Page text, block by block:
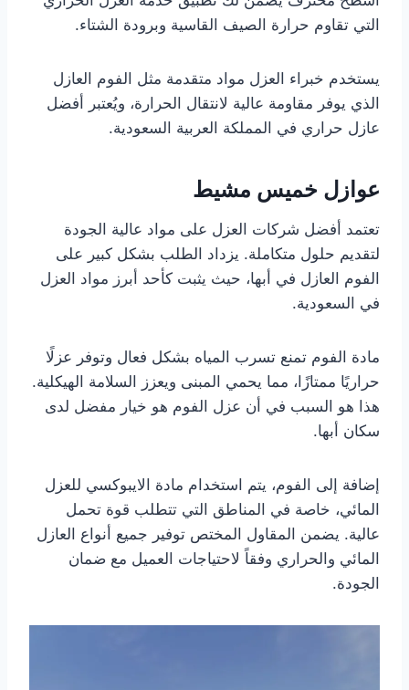
التي تقاوم حرارة الصيف القاسية وبرودة الشتاء.
يستخدم خبراء العزل مواد متقدمة مثل الفوم العازل
الذي يوفر مقاومة عالية لانتقال الحرارة، ويُعتبر أفضل
عازل حراري في المملكة العربية السعودية.
عوازل خميس مشيط
تعتمد أفضل شركات العزل على مواد عالية الجودة
لتقديم حلول متكاملة. يزداد الطلب بشكل كبير على
الفوم العازل في أبها، حيث يثبت كأحد أبرز مواد العزل
في السعودية.
مادة الفوم تمنع تسرب المياه بشكل فعال وتوفر عزلًا
حراريًا ممتازًا، مما يحمي المبنى ويعزز السلامة الهيكلية.
هذا هو السبب في أن عزل الفوم هو خيار مفضل لدى
سكان أبها.
إضافة إلى الفوم، يتم استخدام مادة الايبوكسي للعزل
المائي، خاصة في المناطق التي تتطلب قوة تحمل
عالية. يضمن المقاول المختص توفير جميع أنواع العازل
المائي والحراري وفقاً لاحتياجات العميل مع ضمان
الجودة.